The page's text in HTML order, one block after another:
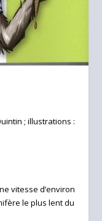
; illustrations :
vitesse d’environ
le plus lent du